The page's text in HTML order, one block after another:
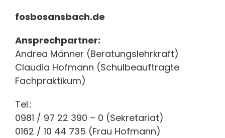
fosbosansbach.de
Ansprechpartner:
Andrea Männer (Beratungslehrkraft)
Claudia Hofmann (Schulbeauftragte
Fachpraktikum)
Tel.:
0981 / 97 22 390 – 0 (Sekretariat)
0162 / 10 44 735 (Frau Hofmann)